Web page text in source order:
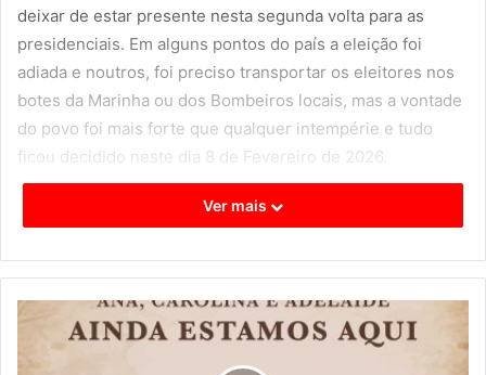
deixar de estar presente nesta segunda volta para as
presidenciais. Em alguns pontos do país a eleição foi
adiada e noutros, foi preciso transportar os eleitores nos
botes da Marinha ou dos Bombeiros locais, mas a vontade
do povo foi mais forte que qualquer intempérie e tudo
ficou decidido neste dia 8 de Fevereiro de 2026.
Conforme o próprio já disse inúmeras vezes, António José
Foto AJS facebook
Ver mais